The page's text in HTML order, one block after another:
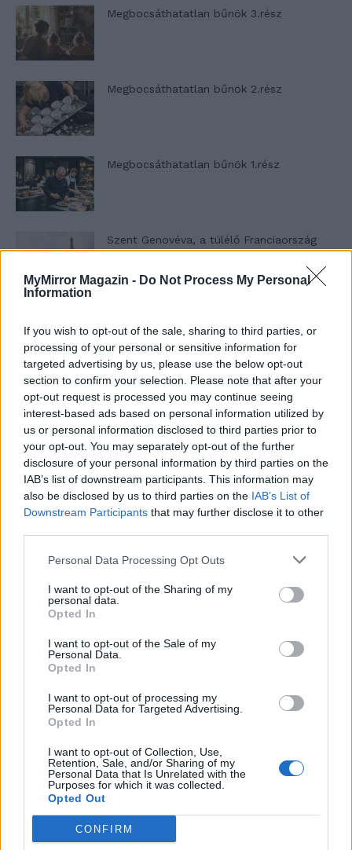
MyMirror Magazin - Do Not Process My Personal
Information
If you wish to opt-out of the sale, sharing to third parties, or
processing of your personal or sensitive information for
targeted advertising by us, please use the below opt-out
section to confirm your selection. Please note that after your
opt-out request is processed you may continue seeing
interest-based ads based on personal information utilized by
us or personal information disclosed to third parties prior to
your opt-out. You may separately opt-out of the further
disclosure of your personal information by third parties on the
IAB’s list of downstream participants. This information may
also be disclosed by us to third parties on the IAB’s List of
Downstream Participants that may further disclose it to other
Personal Data Processing Opt Outs
I want to opt-out of the Sharing of my
personal data.
Opted In
I want to opt-out of the Sale of my
Personal Data.
Opted In
I want to opt-out of processing my
Personal Data for Targeted Advertising.
Opted In
I want to opt-out of Collection, Use,
Retention, Sale, and/or Sharing of my
Personal Data that Is Unrelated with the
Purposes for which it was collected.
Opted Out
CONFIRM
Megbocsáthatatlan bűnök 3.rész
Megbocsáthatatlan bűnök 2.rész
Megbocsáthatatlan bűnök 1.rész
Szent Genovéva, a túlélő Franciaország
jelképe
Minka 11. rész
T. szereti a fiatal lányokat 14. rész
nőknek, amikor segítséget kérnek?
Elyna Robbs: Adéle és az örökölt árnyak
13. rész
Woody Allen megosztó zsenialitása
A világ legismertebb ruhái